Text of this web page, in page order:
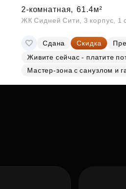
2-комнатная, 61.4м²
ЖК Сидней Сити, 3 корпус, 1
Сдана Скидка
Живите сейчас - платите
Мастер-зона с санузлом и